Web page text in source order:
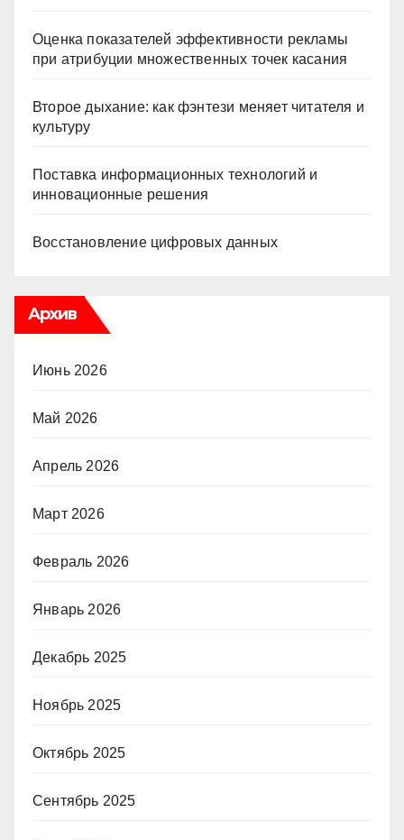
Оценка показателей эффективности рекламы
при атрибуции множественных точек касания
Второе дыхание: как фэнтези меняет читателя и
культуру
Поставка информационных технологий и
инновационные решения
Восстановление цифровых данных
Архив
Июнь 2026
Май 2026
Апрель 2026
Март 2026
Февраль 2026
Январь 2026
Декабрь 2025
Ноябрь 2025
Октябрь 2025
Сентябрь 2025